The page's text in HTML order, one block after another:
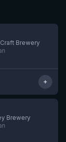
Brewery
Brewery